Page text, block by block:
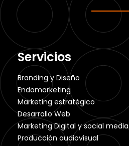
Servicios
Branding y Diseño
Endomarketing
Marketing estratégico
Desarrollo Web
Marketing Digital y social media
Producción audiovisual